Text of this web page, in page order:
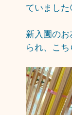
ていました
新入園の
られ、こ